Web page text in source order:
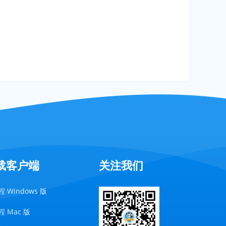
客户端
Windows 版
Mac 版
关注我们